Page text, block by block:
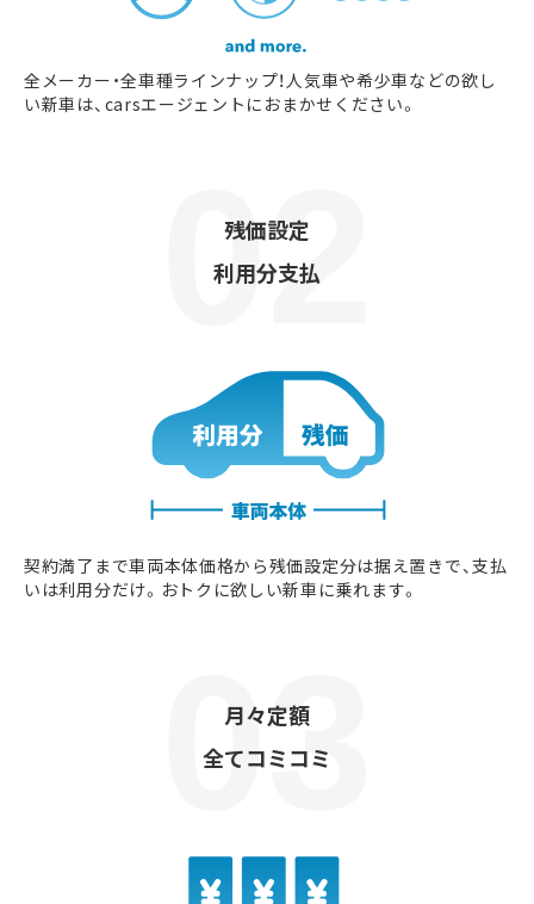
全メーカー・全車種ラインナップ！人気車や希少車などの欲し
い新車は、carsエージェントにおまかせください。
残価設定
利用分支払
契約満了まで車両本体価格から残価設定分は据え置きで、支払
いは利用分だけ。おトクに欲しい新車に乗れます。
月々定額
全てコミコミ